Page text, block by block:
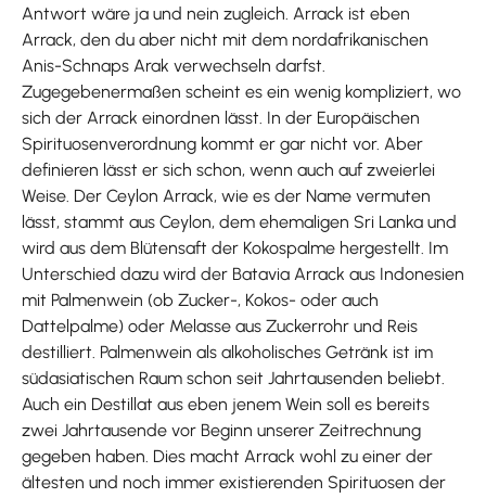
Antwort wäre ja und nein zugleich. Arrack ist eben
Arrack, den du aber nicht mit dem nordafrikanischen
Anis-Schnaps Arak verwechseln darfst.
Zugegebenermaßen scheint es ein wenig kompliziert, wo
sich der Arrack einordnen lässt. In der Europäischen
Spirituosenverordnung kommt er gar nicht vor. Aber
definieren lässt er sich schon, wenn auch auf zweierlei
Weise. Der Ceylon Arrack, wie es der Name vermuten
lässt, stammt aus Ceylon, dem ehemaligen Sri Lanka und
wird aus dem Blütensaft der Kokospalme hergestellt. Im
Unterschied dazu wird der Batavia Arrack aus Indonesien
mit Palmenwein (ob Zucker-, Kokos- oder auch
Dattelpalme) oder Melasse aus Zuckerrohr und Reis
destilliert. Palmenwein als alkoholisches Getränk ist im
südasiatischen Raum schon seit Jahrtausenden beliebt.
Auch ein Destillat aus eben jenem Wein soll es bereits
zwei Jahrtausende vor Beginn unserer Zeitrechnung
gegeben haben. Dies macht Arrack wohl zu einer der
ältesten und noch immer existierenden Spirituosen der